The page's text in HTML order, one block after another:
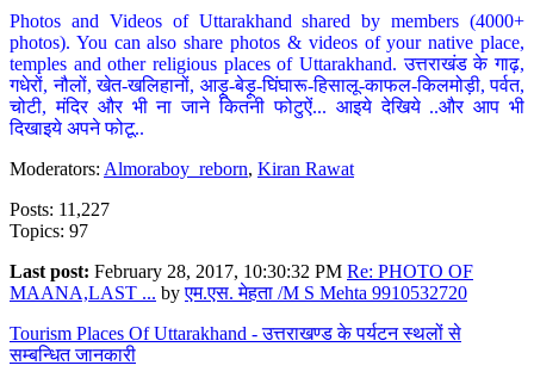
Photos and Videos of Uttarakhand shared by members (4000+
photos). You can also share photos & videos of your native place,
temples and other religious places of Uttarakhand. उत्तराखंड के गाढ़,
गधेरों, नौलों, खेत-खलिहानों, आड़ू-बेड़ू-घिंघारू-हिसालू-काफल-किलमोड़ी, पर्वत,
चोटी, मंदिर और भी ना जाने कितनी फोटुऐं... आइये देखिये ..और आप भी
दिखाइये अपने फोटू..
Moderators: Almoraboy_reborn, Kiran Rawat
Posts: 11,227
Topics: 97
Last post: February 28, 2017, 10:30:32 PM Re: PHOTO OF
MAANA,LAST ... byएम.एस. मेहता /M S Mehta 9910532720
Tourism Places Of Uttarakhand - उत्तराखण्ड के पर्यटन स्थलों से
सम्बन्धित जानकारी